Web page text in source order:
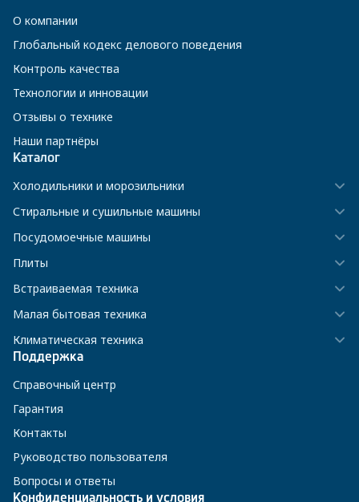
О компании
Глобальный кодекс делового поведения
Контроль качества
Технологии и инновации
Отзывы о технике
Наши партнёры
Каталог
Холодильники и морозильники
Стиральные и сушильные машины
Посудомоечные машины
Плиты
Встраиваемая техника
Малая бытовая техника
Климатическая техника
Поддержка
Справочный центр
Гарантия
Контакты
Руководство пользователя
Вопросы и ответы
Конфиденциальность и условия